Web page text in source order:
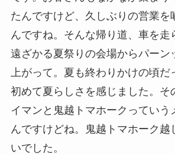
たんですけど、久しぶりの営業を
んですね。そんな帰り道、車を走
遠ざかる夏祭りの会場からパーン
上がって。夏も終わりかけの頃だ
初めて夏らしさを感じました。そ
イマンと鬼越トマホークっていう
んですけどね。鬼越トマホーク越
いでした。